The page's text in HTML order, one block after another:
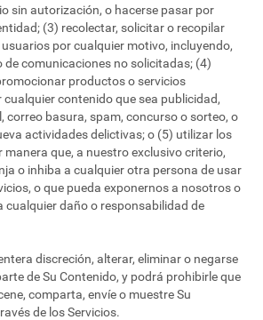
sin autorización, o hacerse pasar por
(3) recolectar, solicitar o recopilar
por cualquier motivo, incluyendo,
de comunicaciones no solicitadas; (4)
productos o servicios
cualquier contenido que sea publicidad,
correo basura, spam, concurso o sorteo, o
actividades delictivas; o (5) utilizar los
manera que, a nuestro exclusivo criterio,
o inhiba a cualquier otra persona de usar
o que pueda exponernos a nosotros o
cualquier daño o responsabilidad de
discreción, alterar, eliminar o negarse
de Su Contenido, y podrá prohibirle que
comparta, envíe o muestre Su
de los Servicios.